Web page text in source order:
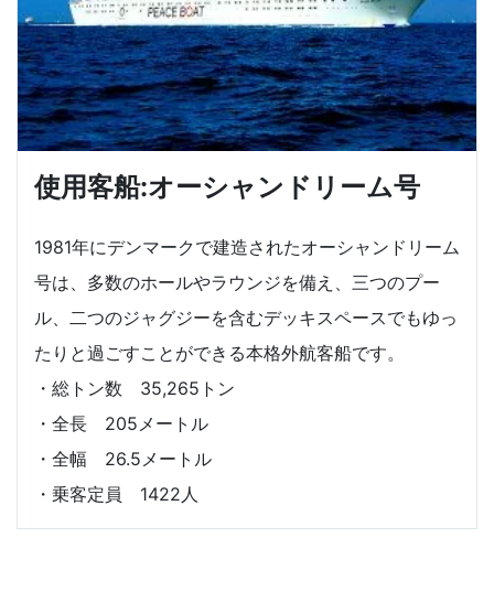
使用客船:オーシャンドリーム号
1981年にデンマークで建造されたオーシャンドリーム
号は、多数のホールやラウンジを備え、三つのプー
ル、二つのジャグジーを含むデッキスペースでもゆっ
たりと過ごすことができる本格外航客船です。
・総トン数 35,265トン
・全長 205メートル
・全幅 26.5メートル
・乗客定員 1422人